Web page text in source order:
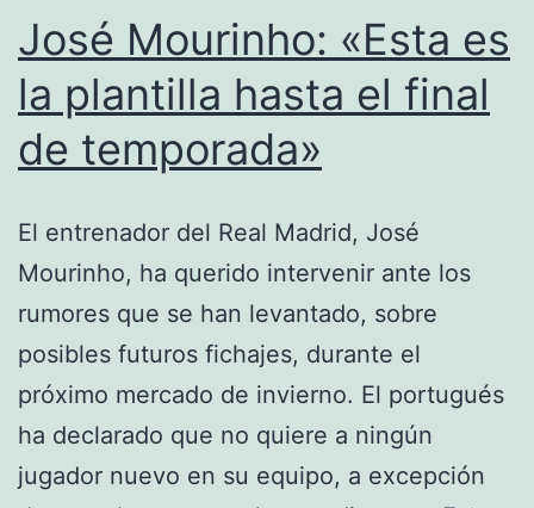
José Mourinho: «Esta es
la plantilla hasta el final
de temporada»
El entrenador del Real Madrid, José
Mourinho, ha querido intervenir ante los
rumores que se han levantado, sobre
posibles futuros fichajes, durante el
próximo mercado de invierno. El portugués
ha declarado que no quiere a ningún
jugador nuevo en su equipo, a excepción